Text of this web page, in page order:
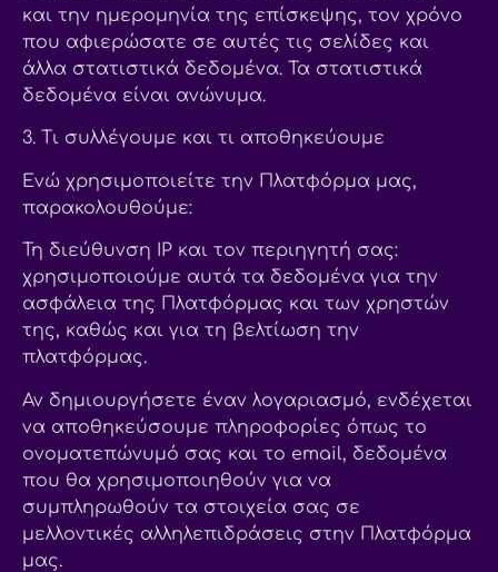
και την ημερομηνία της επίσκεψης, τον χρόνο
που αφιερώσατε σε αυτές τις σελίδες και
άλλα στατιστικά δεδομένα. Τα στατιστικά
δεδομένα είναι ανώνυμα.
3. Τι συλλέγουμε και τι αποθηκεύουμε
Ενώ χρησιμοποιείτε την Πλατφόρμα μας,
παρακολουθούμε:
Τη διεύθυνση IP και τον περιηγητή σας:
χρησιμοποιούμε αυτά τα δεδομένα για την
ασφάλεια της Πλατφόρμας και των χρηστών
της, καθώς και για τη βελτίωση την
πλατφόρμας.
Αν δημιουργήσετε έναν λογαριασμό, ενδέχεται
να αποθηκεύσουμε πληροφορίες όπως το
ονοματεπώνυμό σας και το email, δεδομένα
που θα χρησιμοποιηθούν για να
συμπληρωθούν τα στοιχεία σας σε
μελλοντικές αλληλεπιδράσεις στην Πλατφόρμα
μας.